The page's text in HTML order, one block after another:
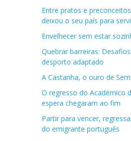
Entre pratos e
deixou o seu país para
Envelhecer sem estar
Quebrar barreiras:
desporto adaptado
A Castanha, o ouro de
O regresso do Académico
espera chegaram ao fim
Partir para vencer,
do emigrante português